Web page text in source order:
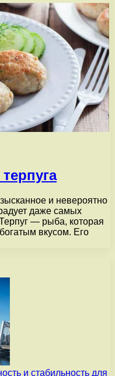
и невероятно
даже самых
— рыба, которая
вкусом. Его
и стабильность для